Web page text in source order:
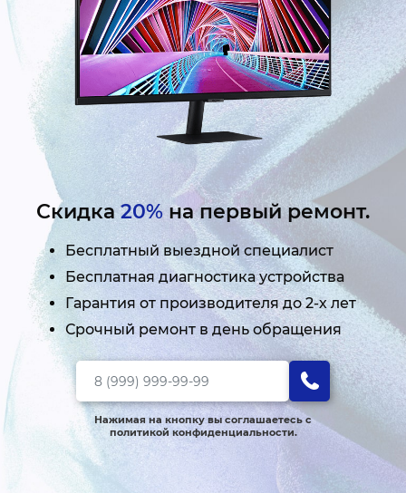
Скидка20% на первый ремонт.
Бесплатный выездной специалист
Бесплатная диагностика устройства
Гарантия от производителя до 2-х лет
Срочный ремонт в день обращения
Нажимая на кнопку вы соглашаетесь с
политикой конфиденциальности.